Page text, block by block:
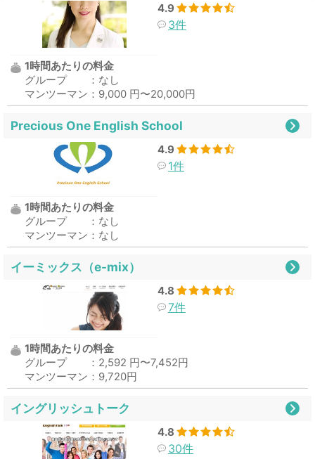
4.9
3件
1時間あたりの料金
グループ ：なし
マンツーマン：9,000 円〜20,000円
Precious One English School
4.9
1件
1時間あたりの料金
グループ ：なし
マンツーマン：なし
イーミックス（e-mix）
4.8
7件
1時間あたりの料金
グループ ：2,592 円〜7,452円
マンツーマン：9,720円
イングリッシュトーク
4.8
30件